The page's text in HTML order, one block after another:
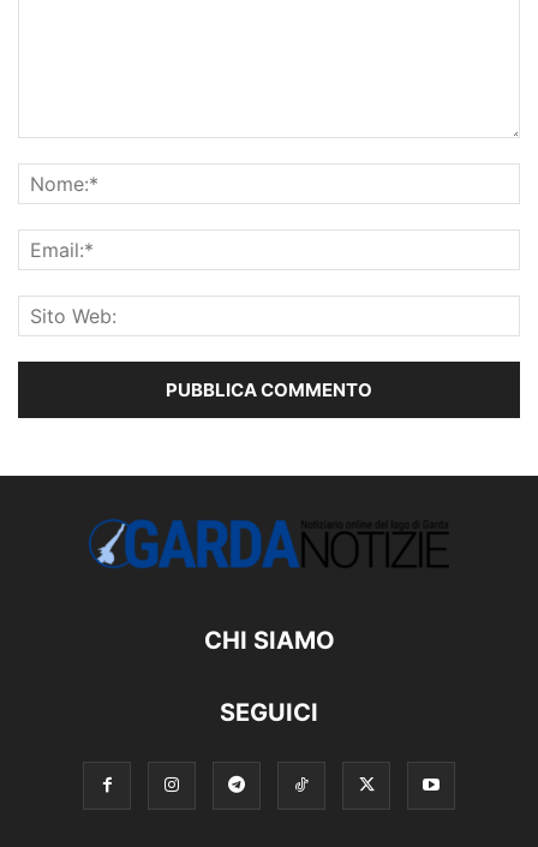
CHI SIAMO
SEGUICI